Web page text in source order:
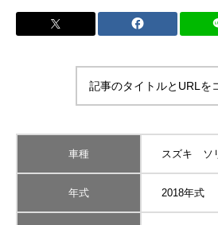
記事のタイトルとURLを
車種 スズキ ソ
年式 2018年式